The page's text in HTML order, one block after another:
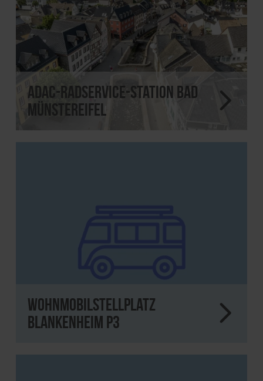
ADAC-Radservice-Station Bad
Münstereifel
Wohnmobilstellplatz
Blankenheim P3